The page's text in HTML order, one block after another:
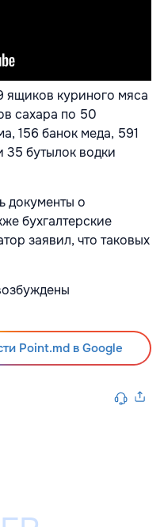
ящиков куриного мяса
сахара по 50
156 банок меда, 591
35 бутылок водки
документы о
бухгалтерские
заявил, что таковых
Point.md в Google